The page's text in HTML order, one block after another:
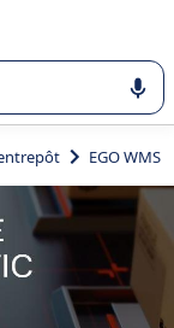
sélection de
EGO WMS